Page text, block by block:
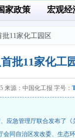
家政策 宏观经
11家化工园区
批11家化工
来源：中国化工报 字号：
应急管理厅联合发布了
同自治区发改委、生态